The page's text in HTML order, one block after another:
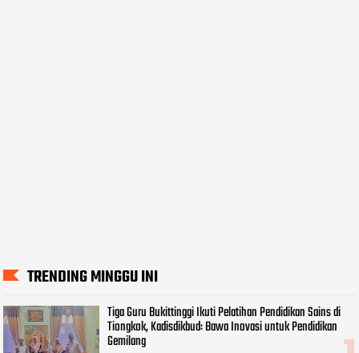
TRENDING MINGGU INI
Tiga Guru Bukittinggi Ikuti Pelatihan Pendidikan Sains di
Tiongkok, Kadisdikbud: Bawa Inovasi untuk Pendidikan
Gemilang